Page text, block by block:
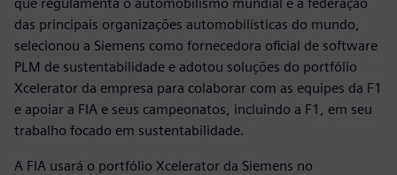
das principais organizações automobilísticas do mundo,
selecionou a Siemens como fornecedora oficial de software
PLM de sustentabilidade e adotou soluções do portfólio
Xcelerator da empresa para colaborar com as equipes da F1
e apoiar a FIA e seus campeonatos, incluindo a F1, em seu
trabalho focado em sustentabilidade.
A FIA usará o portfólio Xcelerator da Siemens no